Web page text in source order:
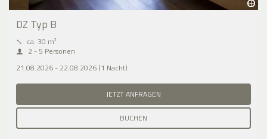
DZ Typ B
⤡ ca. 30 m²
2 - 5 Personen
21.08.2026 - 22.08.2026 (1 Nacht)
JETZT ANFRAGEN
BUCHEN